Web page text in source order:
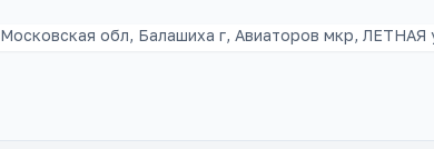
Московская обл, Балашиха г, Авиаторов мкр, ЛЕТНАЯ